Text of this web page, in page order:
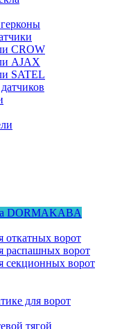
CROW
AJAX
SATEL
DORMAKABA
откатных ворот
распашных ворот
секционных ворот
для ворот
тягой